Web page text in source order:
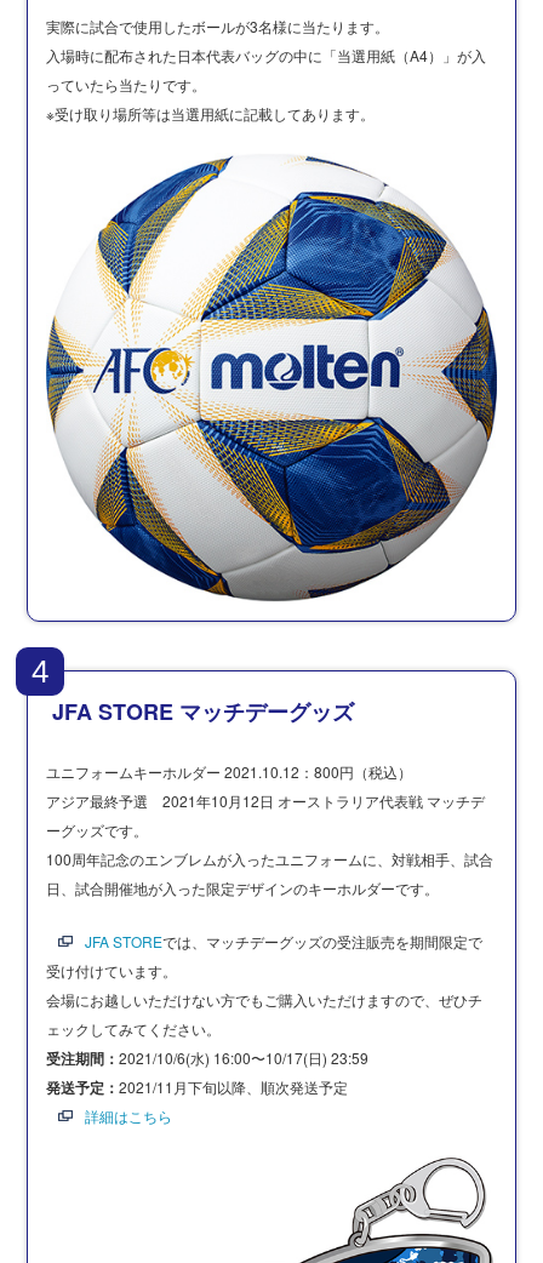
実際に試合で使用したボールが3名様に当たります。
入場時に配布された日本代表バッグの中に「当選用紙（A4）」が入
っていたら当たりです。
※受け取り場所等は当選用紙に記載してあります。
4
JFA STORE マッチデーグッズ
ユニフォームキーホルダー 2021.10.12：800円（税込）
アジア最終予選 2021年10月12日 オーストラリア代表戦 マッチデ
ーグッズです。
100周年記念のエンブレムが入ったユニフォームに、対戦相手、試合
日、試合開催地が入った限定デザインのキーホルダーです。
JFA STOREでは、マッチデーグッズの受注販売を期間限定で
受け付けています。
会場にお越しいただけない方でもご購入いただけますので、ぜひチ
ェックしてみてください。
受注期間：2021/10/6(水) 16:00〜10/17(日) 23:59
発送予定：2021/11月下旬以降、順次発送予定
詳細はこちら